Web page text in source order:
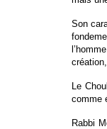
Son
Le
comme
Rabbi